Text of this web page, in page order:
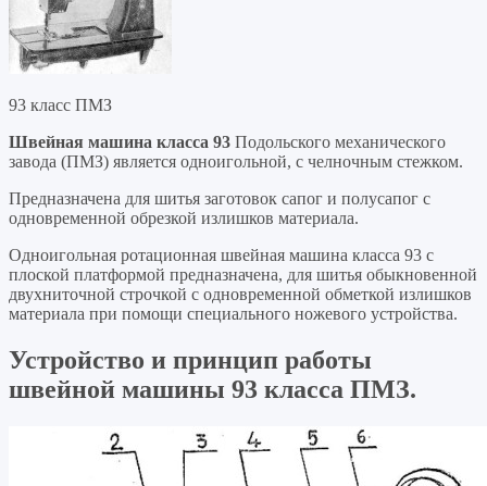
93 класс ПМЗ
Швейная машина класса 93 Подольского механического
завода (ПМЗ) является одноигольной, с челночным стежком.
Предназначена для шитья заготовок сапог и полусапог с
одновременной обрезкой излишков материала.
Одноигольная ротационная швейная машина класса 93 с
плоской платформой предназначена, для шитья обыкновенной
двухниточной строчкой с одновременной обметкой излишков
материала при помощи специального ножевого устройства.
Устройство и принцип работы
швейной машины 93 класса ПМЗ.